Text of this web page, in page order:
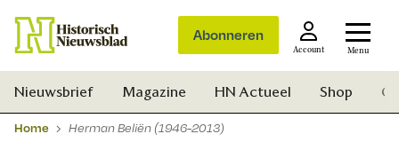
Abonneren
Account Menu
Nieuwsbrief Magazine HN Actueel Shop
Home Herman Beliën (1946-2013)